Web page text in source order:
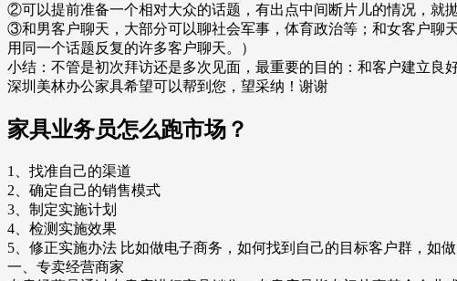
②可以提前准备一个相对大众的话题，有出点中间断片儿的情况，就抛
③和男客户聊天，大部分可以聊社会军事，体育政治等；和女客户聊
用同一个话题反复的许多客户聊天。）
小结：不管是初次拜访还是多次见面，最重要的目的：和客户建立良好
深圳美林办公家具希望可以帮到您，望采纳！谢谢
家具业务员怎么跑市场？
1、找准自己的渠道
2、确定自己的销售模式
3、制定实施计划
4、检测实施效果
5、修正实施办法 比如做电子商务，如何找到自己的目标客户群，如
一、专卖经营商家